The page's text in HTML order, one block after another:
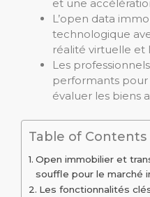
et une
L’open data
technologique
réalité virtuelle et
Les
performants pour
évaluer les biens
Table of Contents
Open immobilier et
souffle pour le marché
Les fonctionnalités